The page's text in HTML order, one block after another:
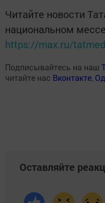
Читайте новости
национальном
https://max.ru/
Подписывайтесь на наш
читайте нас Вконтакте,
Оставляйте